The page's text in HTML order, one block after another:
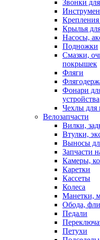
Звонки
Крепления
Крылья
Насосы,
Подножки
Смазки,
покрышек
Фляги
Фонари
устройства
Чехлы для
Велозапчасти
Вилки,
Втулки,
Выносы
Запчасти
Камеры,
Каретки
Кассеты
Колеса
Манетки,
Обода,
Педали
Петухи